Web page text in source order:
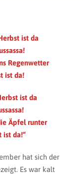
ist da
Regenwetter
ist da!
ist da
Äpfel runter
ist da!“
hat sich der
Es war kalt